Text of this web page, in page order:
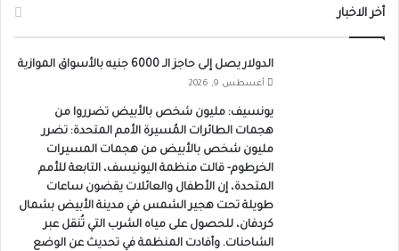
أخر الاخبار
الدولار يصل إلى حاجز الـ 6000 جنيه بالأسواق الموازية
أغسطس 9, 2026
يونسيف: مليون شخص بالأبيض تضرروا من
هجمات الطائرات المُسيرة الأمم المتحدة: تضرر
مليون شخص بالأبيض من هجمات المسيرات
الخرطوم- قالت منظمة اليونيسف، التابعة للأمم
المتحدة، إن الأطفال والعائلات يقضون ساعات
طويلة تحت هجير الشمس في مدينة الأبيض بشمال
كردفان، للحصول على مياه الشرب التي تُنقل عبر
الشاحنات. وأفادت المنظمة في تحديث عن الوضع